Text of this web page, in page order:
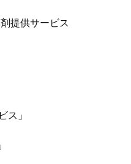
提供サービス
ス」